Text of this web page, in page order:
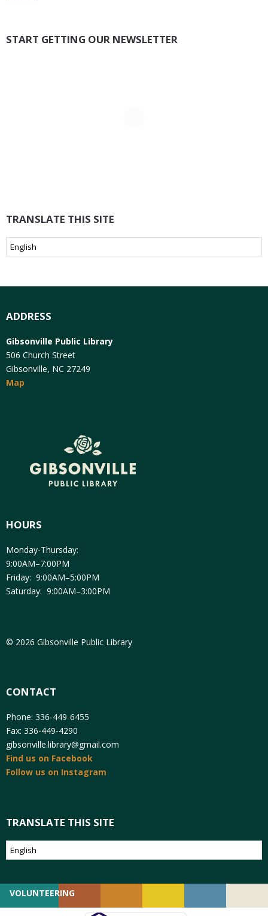
START GETTING OUR NEWSLETTER
TRANSLATE THIS SITE
ADDRESS
Gibsonville Public Library
506 Church Street
Gibsonville, NC 27249
Map
HOURS
Monday-Thursday:
9:00AM–7:00PM
Friday: 9:00AM–5:00PM
Saturday: 9:00AM–3:00PM
© 2026 Gibsonville Public Library
CONTACT
Phone: 336-449-6455
Fax: 336-449-4290
gibsonville.library@gmail.com
Find us on Facebook
Follow us on Instagram
TRANSLATE THIS SITE
VOLUNTEERING